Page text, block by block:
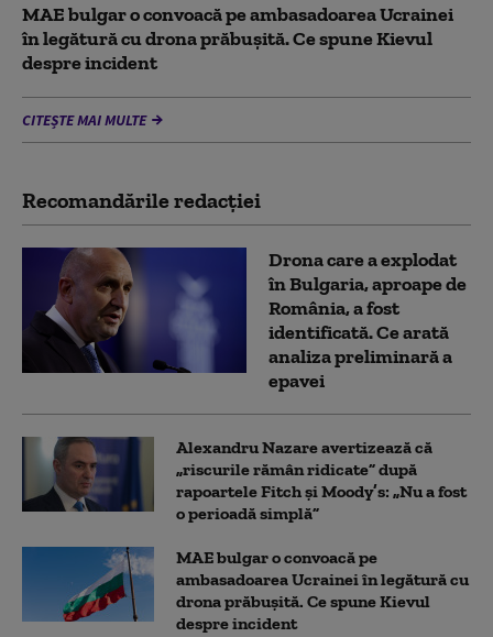
MAE bulgar o convoacă pe ambasadoarea Ucrainei
în legătură cu drona prăbuşită. Ce spune Kievul
despre incident
CITEȘTE MAI MULTE
Recomandările redacţiei
Drona care a explodat
în Bulgaria, aproape de
România, a fost
identificată. Ce arată
analiza preliminară a
epavei
Alexandru Nazare avertizează că
„riscurile rămân ridicate” după
rapoartele Fitch și Moody’s: „Nu a fost
o perioadă simplă”
MAE bulgar o convoacă pe
ambasadoarea Ucrainei în legătură cu
drona prăbuşită. Ce spune Kievul
despre incident